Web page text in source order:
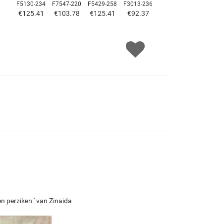
F5130-234
€125.41
F7547-220
€103.78
F5429-258
€125.41
F3013-236
€92.37
F7034-298
F2833-204
€103.67
perziken ' van Zinaida